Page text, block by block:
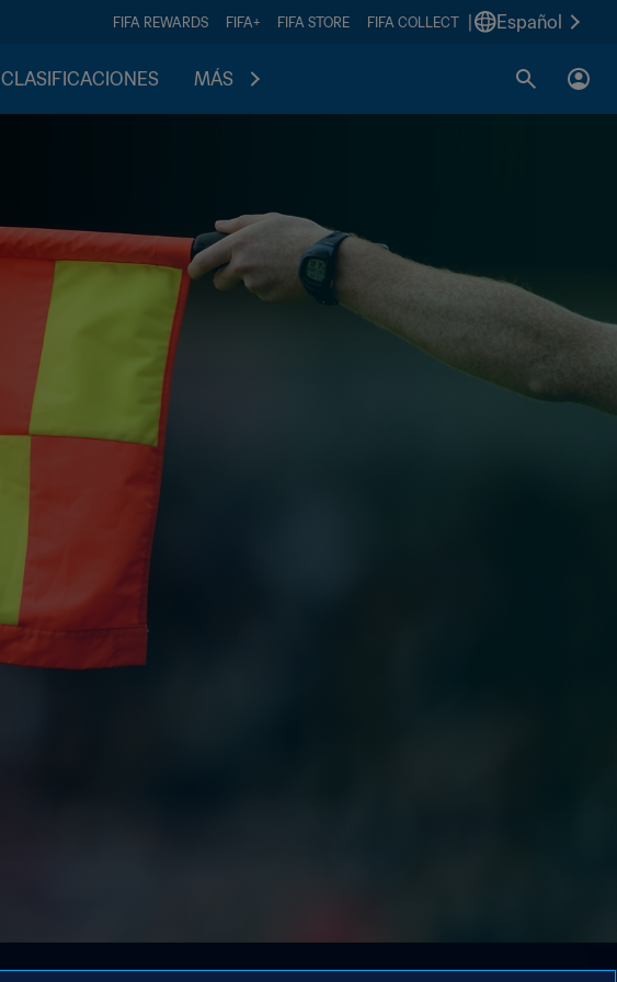
FIFA REWARDS FIFA+ FIFA STORE FIFA COLLECT Español
CLASIFICACIONES MÁS